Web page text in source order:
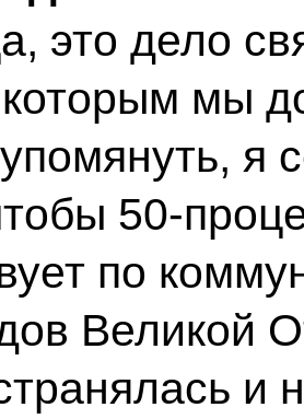
это дело
мы
я
50-
по
Великой
и